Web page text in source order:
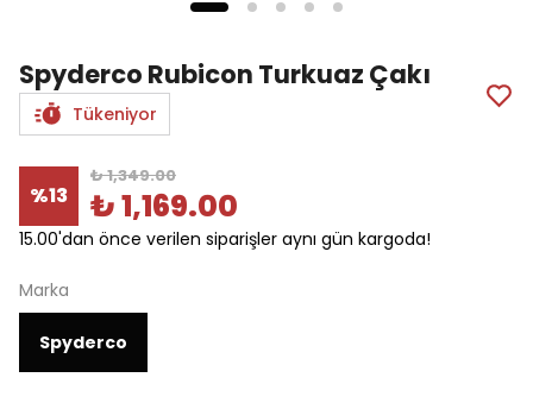
Spyderco Rubicon Turkuaz Çakı
Tükeniyor
%13
₺ 1,349.00
₺ 1,169.00
15.00'dan önce verilen siparişler aynı gün kargoda!
Marka
Spyderco